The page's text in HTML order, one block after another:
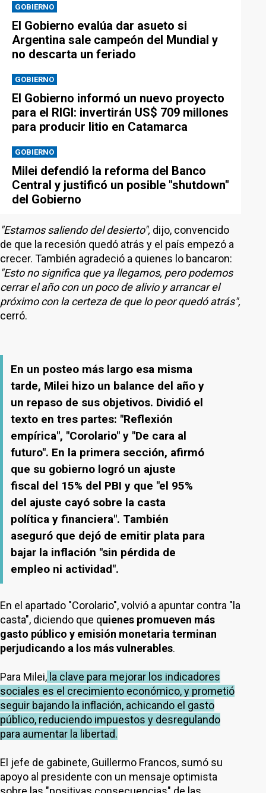
GOBIERNO
El Gobierno evalúa dar asueto si
Argentina sale campeón del Mundial y
no descarta un feriado
GOBIERNO
El Gobierno informó un nuevo proyecto
para el RIGI: invertirán US$ 709 millones
para producir litio en Catamarca
GOBIERNO
Milei defendió la reforma del Banco
Central y justificó un posible "shutdown"
del Gobierno
"Estamos saliendo del desierto", dijo, convencido
de que la recesión quedó atrás y el país empezó a
crecer. También agradeció a quienes lo bancaron:
"Esto no significa que ya llegamos, pero podemos
cerrar el año con un poco de alivio y arrancar el
próximo con la certeza de que lo peor quedó atrás",
cerró.
En un posteo más largo esa misma
tarde, Milei hizo un balance del año y
un repaso de sus objetivos. Dividió el
texto en tres partes: "Reflexión
empírica", "Corolario" y "De cara al
futuro". En la primera sección, afirmó
que su gobierno logró un ajuste
fiscal del 15% del PBI y que "el 95%
del ajuste cayó sobre la casta
política y financiera". También
aseguró que dejó de emitir plata para
bajar la inflación "sin pérdida de
empleo ni actividad".
En el apartado "Corolario", volvió a apuntar contra "la
casta", diciendo que quienes promueven más
gasto público y emisión monetaria terminan
perjudicando a los más vulnerables.
Para Milei, la clave para mejorar los indicadores
sociales es el crecimiento económico, y prometió
seguir bajando la inflación, achicando el gasto
público, reduciendo impuestos y desregulando
para aumentar la libertad.
El jefe de gabinete, Guillermo Francos, sumó su
apoyo al presidente con un mensaje optimista